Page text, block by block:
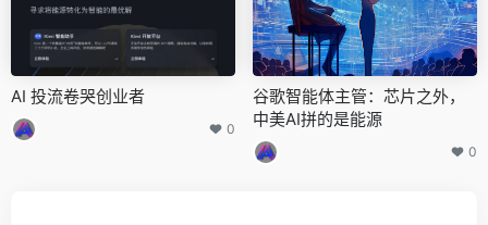
AI 投流卷哭创业者
0
谷歌智能体主管：芯片之外，
中美AI拼的是能源
0